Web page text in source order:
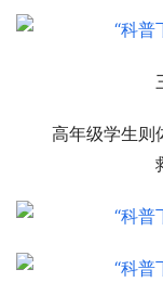
高年级学生则